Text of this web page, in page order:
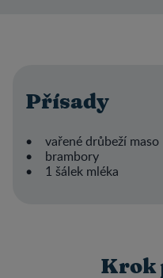
Přísady
• vařené drůbeží maso
• brambory
• 1 šálek mléka
Krok